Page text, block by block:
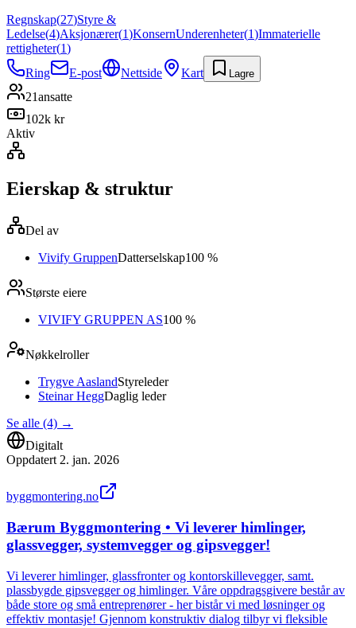
Regnskap(27)Styre &
Ledelse(4)Aksjonærer(1)KonsernUnderenheter(1)Immaterielle
rettigheter(1)
Ring
E-post Nettside Kart Lagre
21ansatte
102k kr
Aktiv
Eierskap & struktur
Del av
Vivify GruppenDatterselskap100 %
Største eiere
VIVIFY GRUPPEN AS100 %
Nøkkelroller
Trygve AaslandStyreleder
Steinar HeggDaglig leder
Se alle (4) →
Digitalt
Oppdatert 2. jan. 2026
byggmontering.no
Bærum Byggmontering • Vi leverer himlinger,
glassvegger, systemvegger og gipsvegger!
Vi leverer himlinger, glassfronter og kontorskillevegger, samt.
plassbygde gipsvegger og himlinger. Våre oppdragsgivere består av
både store og små entreprenører - her bistår vi med løsninger og
effektiv montasje! Gjennom konstruktiv dialog tilbyr vi fleksible